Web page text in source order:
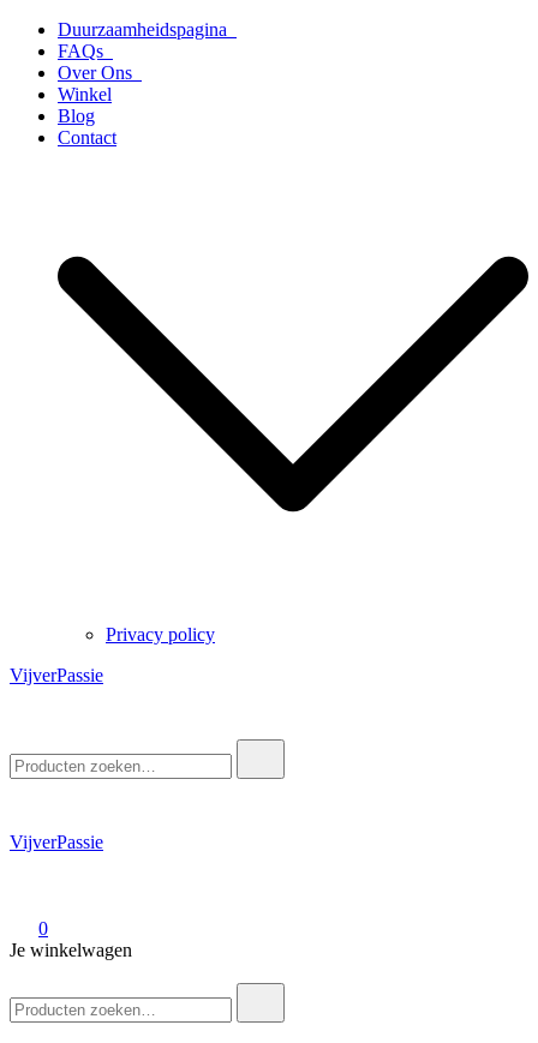
naar
inhoud
Duurzaamheidspagina
FAQs
Over Ons
Winkel
Blog
Contact
Privacy policy
VijverPassie
naar:
VijverPassie
0
Je winkelwagen
naar: